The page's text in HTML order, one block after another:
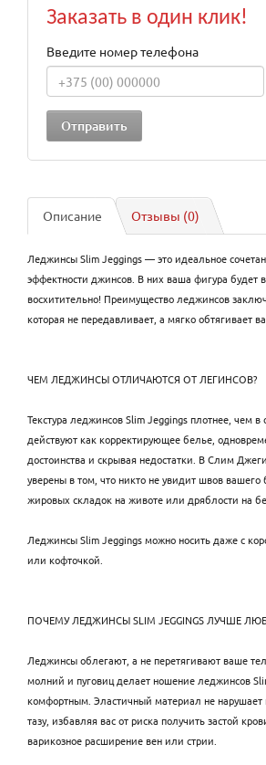
Заказать в один клик!
Введите номер телефона
Описание Отзывы (0)
Леджинсы Slim Jeggings — это идеальное
эффектности джинсов. В них ваша фигура будет
восхитительно! Преимущество леджинсов
которая не передавливает, а мягко обтягивает
ЧЕМ ЛЕДЖИНСЫ ОТЛИЧАЮТСЯ ОТ ЛЕГИНСОВ?
Текстура леджинсов Slim Jeggings плотнее, чем
действуют как корректирующее белье,
достоинства и скрывая недостатки. В Слим
уверены в том, что никто не увидит швов вашего
жировых складок на животе или дряблости на
Леджинсы Slim Jeggings можно носить даже с
или кофточкой.
ПОЧЕМУ ЛЕДЖИНСЫ SLIM JEGGINGS ЛУЧШЕ
Леджинсы облегают, а не перетягивают ваше
молний и пуговиц делает ношение леджинсов
комфортным. Эластичный материал не нарушает
тазу, избавляя вас от риска получить застой
варикозное расширение вен или стрии.